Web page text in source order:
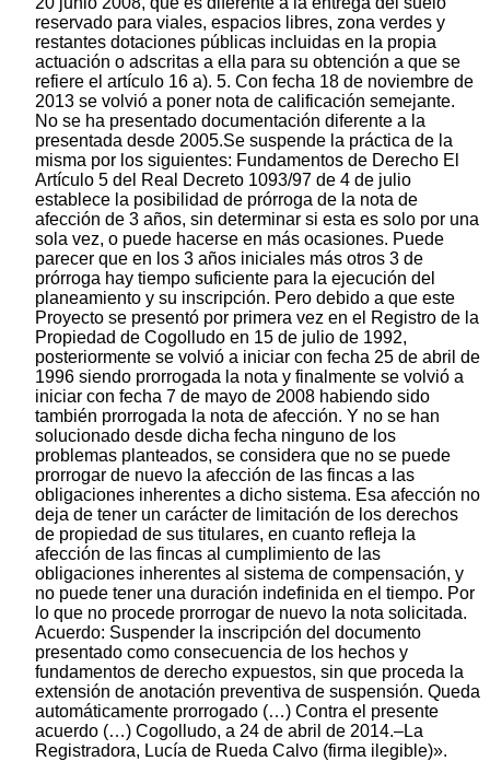
reservado para viales, espacios libres, zona verdes y
restantes dotaciones públicas incluidas en la propia
actuación o adscritas a ella para su obtención a que se
refiere el artículo 16 a). 5. Con fecha 18 de noviembre de
2013 se volvió a poner nota de calificación semejante.
No se ha presentado documentación diferente a la
presentada desde 2005.Se suspende la práctica de la
misma por los siguientes: Fundamentos de Derecho El
Artículo 5 del Real Decreto 1093/97 de 4 de julio
establece la posibilidad de prórroga de la nota de
afección de 3 años, sin determinar si esta es solo por una
sola vez, o puede hacerse en más ocasiones. Puede
parecer que en los 3 años iniciales más otros 3 de
prórroga hay tiempo suficiente para la ejecución del
planeamiento y su inscripción. Pero debido a que este
Proyecto se presentó por primera vez en el Registro de la
Propiedad de Cogolludo en 15 de julio de 1992,
posteriormente se volvió a iniciar con fecha 25 de abril de
1996 siendo prorrogada la nota y finalmente se volvió a
iniciar con fecha 7 de mayo de 2008 habiendo sido
también prorrogada la nota de afección. Y no se han
solucionado desde dicha fecha ninguno de los
problemas planteados, se considera que no se puede
prorrogar de nuevo la afección de las fincas a las
obligaciones inherentes a dicho sistema. Esa afección no
deja de tener un carácter de limitación de los derechos
de propiedad de sus titulares, en cuanto refleja la
afección de las fincas al cumplimiento de las
obligaciones inherentes al sistema de compensación, y
no puede tener una duración indefinida en el tiempo. Por
lo que no procede prorrogar de nuevo la nota solicitada.
Acuerdo: Suspender la inscripción del documento
presentado como consecuencia de los hechos y
fundamentos de derecho expuestos, sin que proceda la
extensión de anotación preventiva de suspensión. Queda
automáticamente prorrogado (…) Contra el presente
acuerdo (…) Cogolludo, a 24 de abril de 2014.–La
Registradora, Lucía de Rueda Calvo (firma ilegible)».